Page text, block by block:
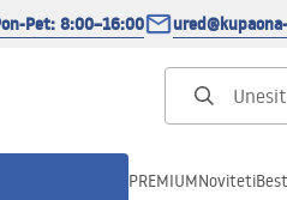
Pet: 8:00–16:00
PREMIUMNoviteti